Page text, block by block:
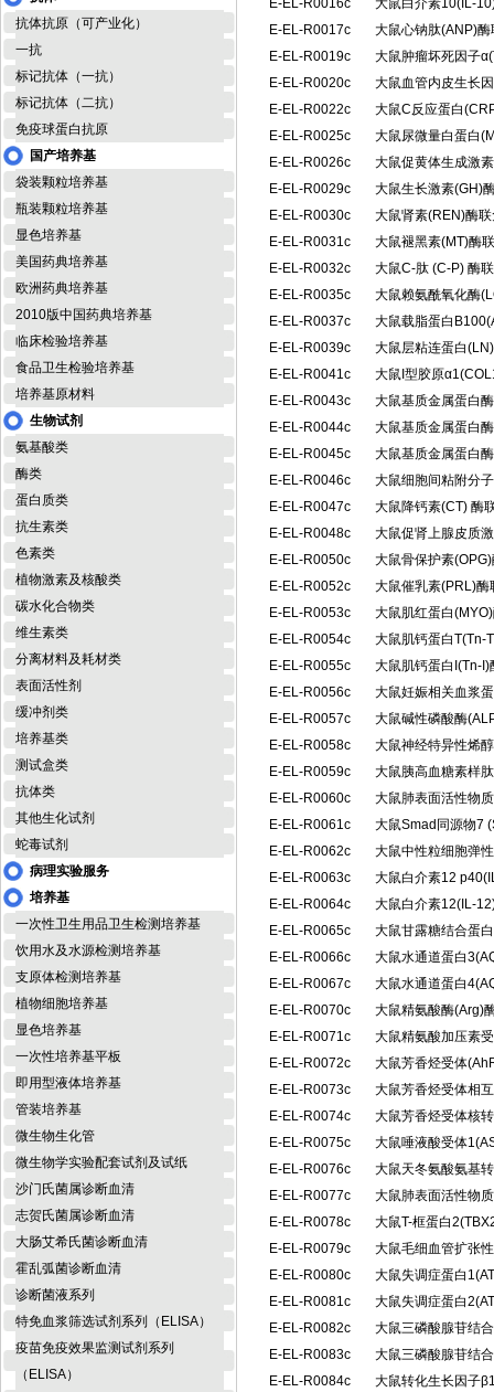
抗体抗原（可产业化）
一抗
标记抗体（一抗）
标记抗体（二抗）
免疫球蛋白抗原
国产培养基
袋装颗粒培养基
瓶装颗粒培养基
显色培养基
美国药典培养基
欧洲药典培养基
2010版中国药典培养基
临床检验培养基
食品卫生检验培养基
培养基原材料
生物试剂
氨基酸类
酶类
蛋白质类
抗生素类
色素类
植物激素及核酸类
碳水化合物类
维生素类
分离材料及耗材类
表面活性剂
缓冲剂类
培养基类
测试盒类
抗体类
其他生化试剂
蛇毒试剂
病理实验服务
培养基
一次性卫生用品卫生检测培养基
饮用水及水源检测培养基
支原体检测培养基
植物细胞培养基
显色培养基
一次性培养基平板
即用型液体培养基
管装培养基
微生物生化管
微生物学实验配套试剂及试纸
沙门氏菌属诊断血清
志贺氏菌属诊断血清
大肠艾希氏菌诊断血清
霍乱弧菌诊断血清
诊断菌液系列
特免血浆筛选试剂系列（ELISA）
疫苗免疫效果监测试剂系列
（ELISA）
E-EL-R0016c
大鼠白介素10(IL-
E-EL-R0017c
大鼠心钠肽(ANP)
E-EL-R0019c
大鼠肿瘤坏死因子
E-EL-R0020c
大鼠血管内皮生长
E-EL-R0022c
大鼠C反应蛋白
E-EL-R0025c
大鼠尿微量白蛋白
E-EL-R0026c
大鼠促黄体生成激
E-EL-R0029c
大鼠生长激素(GH)
E-EL-R0030c
大鼠肾素(REN)酶
E-EL-R0031c
大鼠褪黑素(MT)酶
E-EL-R0032c
大鼠C-肽 (C-P) 酶
E-EL-R0035c
大鼠赖氨酰氧化酶
E-EL-R0037c
大鼠载脂蛋白
E-EL-R0039c
大鼠层粘连蛋白
E-EL-R0041c
大鼠I型胶原
E-EL-R0043c
大鼠基质金属蛋白
E-EL-R0044c
大鼠基质金属蛋白
E-EL-R0045c
大鼠基质金属蛋白
E-EL-R0046c
大鼠细胞间粘附分
E-EL-R0047c
大鼠降钙素(CT) 酶
E-EL-R0048c
大鼠促肾上腺皮质
E-EL-R0050c
大鼠骨保护素
E-EL-R0052c
大鼠催乳素(PRL)
E-EL-R0053c
大鼠肌红蛋白
E-EL-R0054c
大鼠肌钙蛋白T(Tn-
E-EL-R0055c
大鼠肌钙蛋白I(Tn-
E-EL-R0056c
大鼠妊娠相关血浆
E-EL-R0057c
大鼠碱性磷酸酶
E-EL-R0058c
大鼠神经特异性烯
E-EL-R0059c
大鼠胰高血糖素样
E-EL-R0060c
大鼠肺表面活性物
E-EL-R0061c
大鼠Smad同源物7
E-EL-R0062c
大鼠中性粒细胞弹
E-EL-R0063c
大鼠白介素12
E-EL-R0064c
大鼠白介素12(IL-
E-EL-R0065c
大鼠甘露糖结合蛋
E-EL-R0066c
大鼠水通道蛋白
E-EL-R0067c
大鼠水通道蛋白
E-EL-R0070c
大鼠精氨酸酶(Arg)
E-EL-R0071c
大鼠精氨酸加压素
E-EL-R0072c
大鼠芳香烃受体
E-EL-R0073c
大鼠芳香烃受体相
E-EL-R0074c
大鼠芳香烃受体核
E-EL-R0075c
大鼠唾液酸受体
E-EL-R0076c
大鼠天冬氨酸氨基
E-EL-R0077c
大鼠肺表面活性物
E-EL-R0078c
大鼠T-框蛋白
E-EL-R0079c
大鼠毛细血管扩张
E-EL-R0080c
大鼠失调症蛋白
E-EL-R0081c
大鼠失调症蛋白
E-EL-R0082c
大鼠三磷酸腺苷结
E-EL-R0083c
大鼠三磷酸腺苷结
E-EL-R0084c
大鼠转化生长因子